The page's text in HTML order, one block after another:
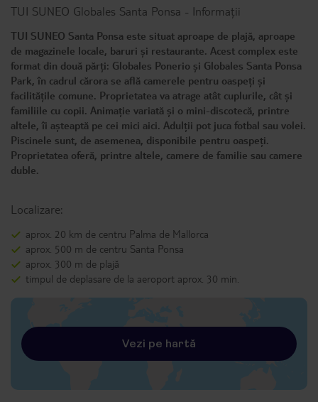
TUI SUNEO Globales Santa Ponsa - Informații
TUI SUNEO Santa Ponsa este situat aproape de plajă, aproape
de magazinele locale, baruri și restaurante. Acest complex este
format din două părți: Globales Ponerio și Globales Santa Ponsa
Park, în cadrul cărora se află camerele pentru oaspeți și
facilitățile comune. Proprietatea va atrage atât cuplurile, cât și
familiile cu copii. Animație variată și o mini-discotecă, printre
altele, îi așteaptă pe cei mici aici. Adulții pot juca fotbal sau volei.
Piscinele sunt, de asemenea, disponibile pentru oaspeți.
Proprietatea oferă, printre altele, camere de familie sau camere
duble.
Localizare:
aprox. 20 km de centru Palma de Mallorca
aprox. 500 m de centru Santa Ponsa
aprox. 300 m de plajă
timpul de deplasare de la aeroport aprox. 30 min.
Vezi pe hartă